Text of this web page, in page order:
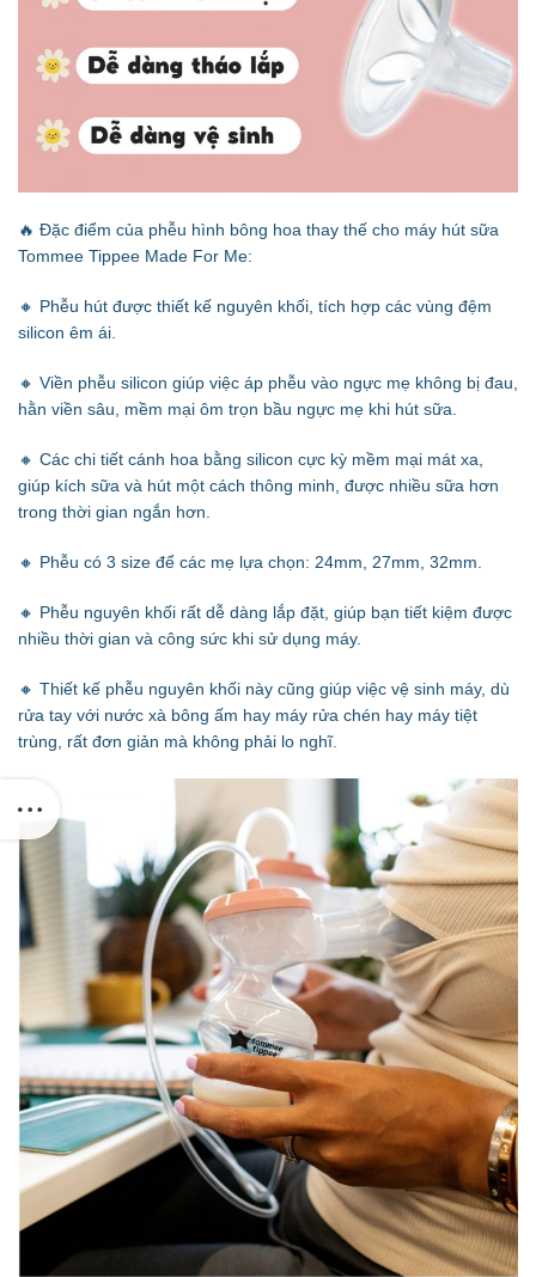
🔥 Đặc điểm của phễu hình bông hoa thay thế cho máy hút sữa
Tommee Tippee Made For Me:
🔸 Phễu hút được thiết kế nguyên khối, tích hợp các vùng đệm
silicon êm ái.
🔸 Viền phễu silicon giúp việc áp phễu vào ngực mẹ không bị đau,
hằn viền sâu, mềm mại ôm trọn bầu ngực mẹ khi hút sữa.
🔸 Các chi tiết cánh hoa bằng silicon cực kỳ mềm mại mát xa,
giúp kích sữa và hút một cách thông minh, được nhiều sữa hơn
trong thời gian ngắn hơn.
🔸 Phễu có 3 size để các mẹ lựa chọn: 24mm, 27mm, 32mm.
🔸 Phễu nguyên khối rất dễ dàng lắp đặt, giúp bạn tiết kiệm được
nhiều thời gian và công sức khi sử dụng máy.
🔸 Thiết kế phễu nguyên khối này cũng giúp việc vệ sinh máy, dù
rửa tay với nước xà bông ấm hay máy rửa chén hay máy tiệt
trùng, rất đơn giản mà không phải lo nghĩ.